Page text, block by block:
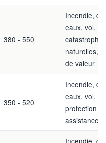
380 - 550
Incendie,
eaux, vol,
catastrophes
naturelles,
de valeur
350 - 520
Incendie,
eaux, vol,
protection
assistance
Incendie,